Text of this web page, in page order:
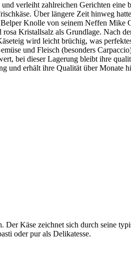
verleiht zahlreichen Gerichten eine
Über längere Zeit hinweg
Knolle von seinem Neffen Mike
Kristallsalz als Grundlage. Nach
wird leicht brüchig, was
und Fleisch (besonders
bei dieser Lagerung bleibt ihre
und erhält ihre Qualität über Monate
Der Käse zeichnet sich durch seine
oder pur als Delikatesse.